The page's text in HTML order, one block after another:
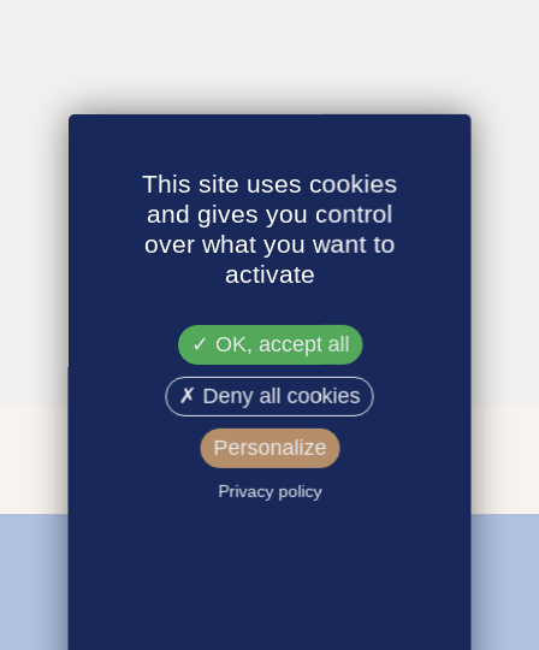
This site uses cookies
and gives you control
over what you want to
activate
OK, accept all
Deny all cookies
Personalize
Privacy policy